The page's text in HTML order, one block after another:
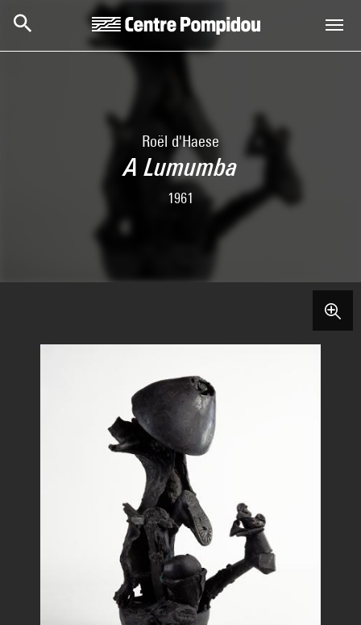
Aller au contenu principal
Centre Pompidou
Roël d'Haese
A Lumumba
1961